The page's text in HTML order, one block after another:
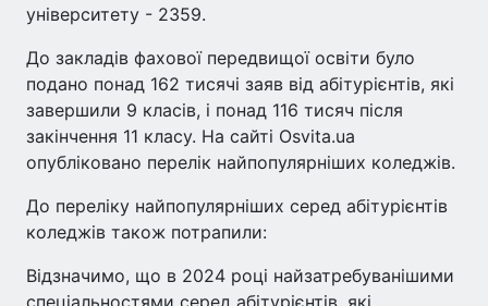
університету - 2359.
До закладів фахової передвищої освіти було
подано понад 162 тисячі заяв від абітурієнтів, які
завершили 9 класів, і понад 116 тисяч після
закінчення 11 класу. На сайті Osvita.ua
опубліковано перелік найпопулярніших коледжів.
До переліку найпопулярніших серед абітурієнтів
коледжів також потрапили:
Відзначимо, що в 2024 році найзатребуванішими
спеціальностями серед абітурієнтів, які